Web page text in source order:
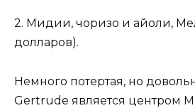
2. Мидии, чоризо и айоли,
долларов).
Немного потертая, но
Gertrude является центром